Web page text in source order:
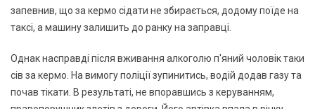
запевнив, що за кермо сідати не збирається, додому поїде на
таксі, а машину залишить до ранку на заправці.
Однак насправді після вживання алкоголю п'яний чоловік таки
сів за кермо. На вимогу поліції зупинитись, водій додав газу та
почав тікати. В результаті, не впоравшись з керуванням,